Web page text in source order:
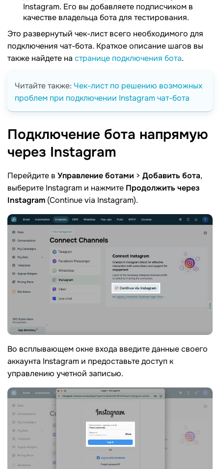
Instagram. Его вы добавляете подписчиком в
качестве владельца бота для тестирования.
Это развернутый чек-лист всего необходимого для
подключения чат-бота. Краткое описание шагов вы
также найдете на странице подключения бота.
Читайте также: Чек-лист по решению возможных
проблем при подключении Instagram чат-бота
Подключение бота напрямую
через Instagram
Перейдите в Управление ботами > Добавить бота,
выберите Instagram и нажмите Продолжить через
Instagram (Continue via Instagram).
Во всплывающем окне входа введите данные своего
аккаунта Instagram и предоставьте доступ к
управлению учетной записью.